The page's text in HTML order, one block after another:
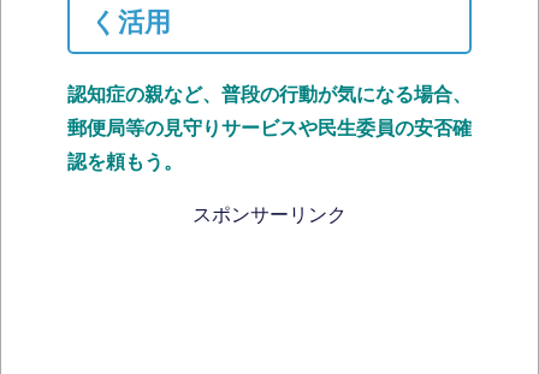
く活用
認知症の親など、普段の行動が気になる場合、
郵便局等の見守りサービスや民生委員の安否確
認を頼もう。
スポンサーリンク